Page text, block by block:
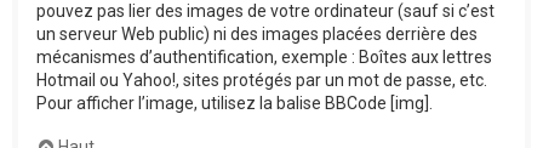
pouvez pas lier des images de votre ordinateur (sauf si c’est
un serveur Web public) ni des images placées derrière des
mécanismes d’authentification, exemple : Boîtes aux lettres
Hotmail ou Yahoo!, sites protégés par un mot de passe, etc.
Pour afficher l’image, utilisez la balise BBCode [img].